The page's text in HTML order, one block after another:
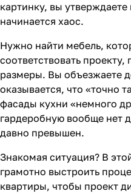
картинку, вы
начинается хаос.
Нужно найти мебель,
соответствовать
размеры. Вы объезжаете
оказывается, что «точно
фасады кухни «немного
гардеробную вообще нет
давно превышен.
Знакомая ситуация? В
грамотно выстроить
квартиры, чтобы проект